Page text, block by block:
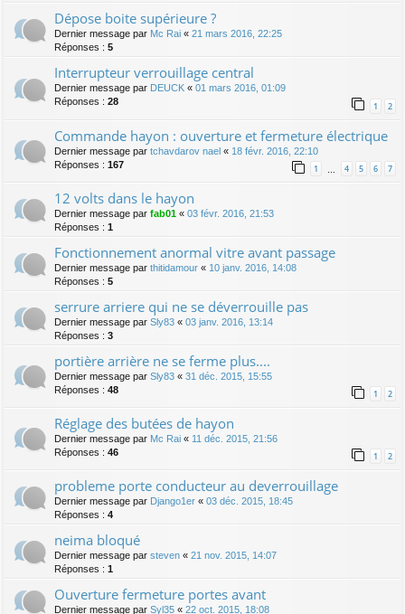
Dépose boite supérieure ?
Dernier message par Mc Rai « 21 mars 2016, 22:25
Réponses : 5
Interrupteur verrouillage central
Dernier message par DEUCK « 01 mars 2016, 01:09
Réponses : 28 1 2
Commande hayon : ouverture et fermeture électrique
Dernier message par tchavdarov nael « 18 févr. 2016, 22:10
Réponses : 167 1 4 5 6 7
12 volts dans le hayon
Dernier message par fab01 « 03 févr. 2016, 21:53
Réponses : 1
Fonctionnement anormal vitre avant passage
Dernier message par thitidamour « 10 janv. 2016, 14:08
Réponses : 5
serrure arriere qui ne se déverrouille pas
Dernier message par Sly83 « 03 janv. 2016, 13:14
Réponses : 3
portière arrière ne se ferme plus....
Dernier message par Sly83 « 31 déc. 2015, 15:55
Réponses : 48 1 2
Réglage des butées de hayon
Dernier message par Mc Rai « 11 déc. 2015, 21:56
Réponses : 46 1 2
probleme porte conducteur au deverrouillage
Dernier message par Django1er « 03 déc. 2015, 18:45
Réponses : 4
neima bloqué
Dernier message par steven « 21 nov. 2015, 14:07
Réponses : 1
Ouverture fermeture portes avant
Dernier message par Syl35 « 22 oct. 2015, 18:08